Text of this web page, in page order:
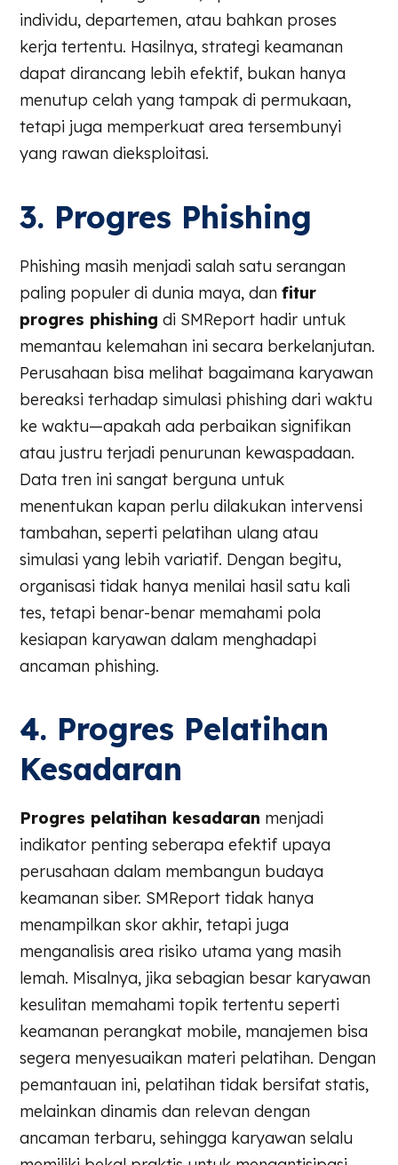
individu, departemen, atau bahkan proses
kerja tertentu. Hasilnya, strategi keamanan
dapat dirancang lebih efektif, bukan hanya
menutup celah yang tampak di permukaan,
tetapi juga memperkuat area tersembunyi
yang rawan dieksploitasi.
3. Progres Phishing
Phishing masih menjadi salah satu serangan
paling populer di dunia maya, danfitur
progres phishing di SMReport hadir untuk
memantau kelemahan ini secara berkelanjutan.
Perusahaan bisa melihat bagaimana karyawan
bereaksi terhadap simulasi phishing dari waktu
ke waktu—apakah ada perbaikan signifikan
atau justru terjadi penurunan kewaspadaan.
Data tren ini sangat berguna untuk
menentukan kapan perlu dilakukan intervensi
tambahan, seperti pelatihan ulang atau
simulasi yang lebih variatif. Dengan begitu,
organisasi tidak hanya menilai hasil satu kali
tes, tetapi benar-benar memahami pola
kesiapan karyawan dalam menghadapi
ancaman phishing.
4. Progres Pelatihan
Kesadaran
Progres pelatihan kesadaran menjadi
indikator penting seberapa efektif upaya
perusahaan dalam membangun budaya
keamanan siber. SMReport tidak hanya
menampilkan skor akhir, tetapi juga
menganalisis area risiko utama yang masih
lemah. Misalnya, jika sebagian besar karyawan
kesulitan memahami topik tertentu seperti
keamanan perangkat mobile, manajemen bisa
segera menyesuaikan materi pelatihan. Dengan
pemantauan ini, pelatihan tidak bersifat statis,
melainkan dinamis dan relevan dengan
ancaman terbaru, sehingga karyawan selalu